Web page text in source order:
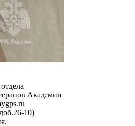
Академии
10)